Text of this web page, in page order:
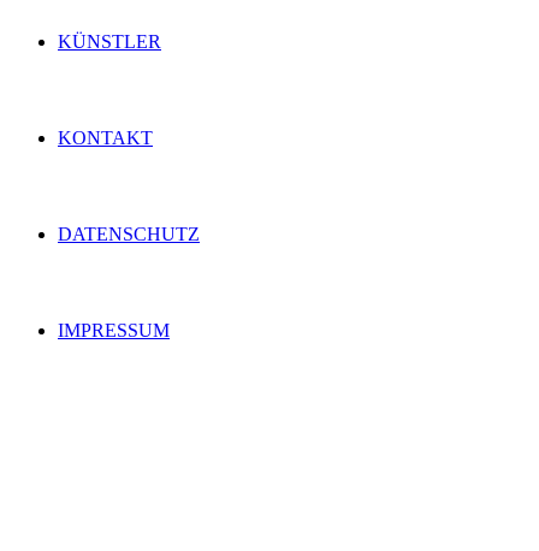
KÜNSTLER
KONTAKT
DATENSCHUTZ
IMPRESSUM